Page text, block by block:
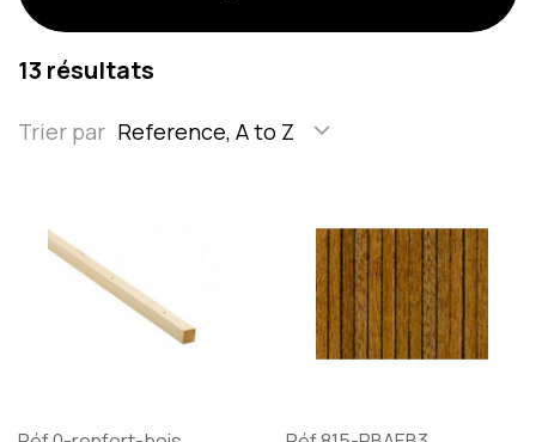
13 résultats
Trier par Reference, A to Z